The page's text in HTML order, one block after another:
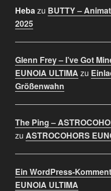
Hebazu BUTTY –
2025
Glenn Frey – I’ve Got
EUNOIA ULTIMA zu
Größenwahn
The Ping –
zu ASTROCOHORS
Ein WordPress-
EUNOIA ULTIMA